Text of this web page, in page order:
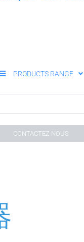
PRODUCTS RANGE
CONTACTEZ NOUS